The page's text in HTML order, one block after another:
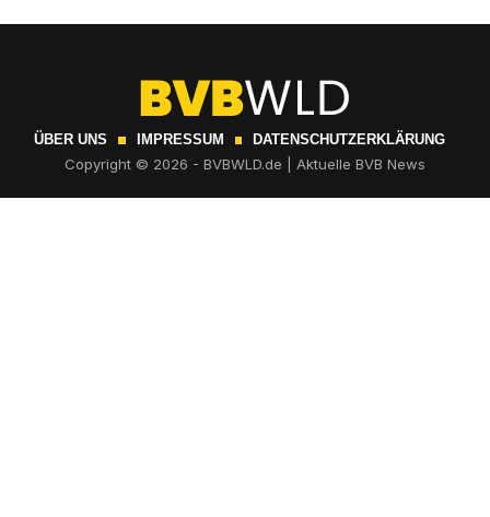
ÜBER UNS IMPRESSUM DATENSCHUTZERKLÄRUNG
Copyright © 2026 - BVBWLD.de | Aktuelle BVB News